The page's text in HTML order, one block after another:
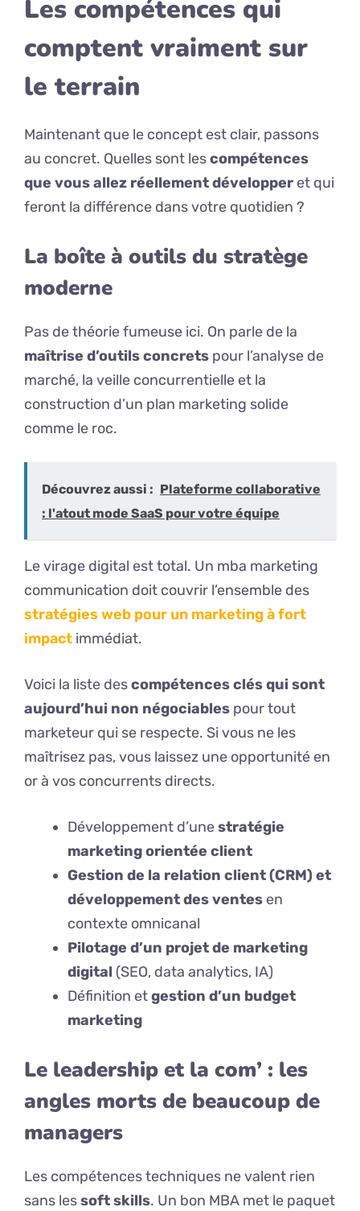
Les compétences qui
comptent vraiment sur
le terrain
Maintenant que le concept est clair, passons
au concret. Quelles sont lescompétences
que vous allez réellement développer et qui
feront la différence dans votre quotidien ?
La boîte à outils du stratège
moderne
Pas de théorie fumeuse ici. On parle de la
maîtrise d’outils concrets pour l’analyse de
marché, la veille concurrentielle et la
construction d’un plan marketing solide
comme le roc.
Découvrez aussi : Plateforme collaborative
: l'atout mode SaaS pour votre équipe
Le virage digital est total. Un mba marketing
communication doit couvrir l’ensemble des
stratégies web pour un marketing à fort
impact immédiat.
Voici la liste descompétences clés qui sont
aujourd’hui non négociables pour tout
marketeur qui se respecte. Si vous ne les
maîtrisez pas, vous laissez une opportunité en
or à vos concurrents directs.
Développement d’unestratégie
marketing orientée client
Gestion de la relation client (CRM) et
développement des ventes en
contexte omnicanal
Pilotage d’un projet de marketing
digital (SEO, data analytics, IA)
Définition etgestion d’un budget
marketing
Le leadership et la com’ : les
angles morts de beaucoup de
managers
Les compétences techniques ne valent rien
sans lessoft skills. Un bon MBA met le paquet